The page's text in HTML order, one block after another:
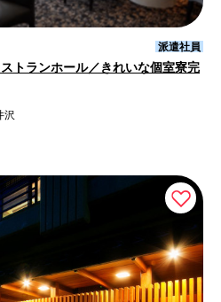
派遣社員
トランホール／きれいな個室寮完
沢